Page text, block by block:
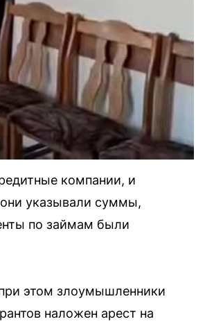
компании, и
указывали суммы,
по займам были
этом злоумышленники
наложен арест на